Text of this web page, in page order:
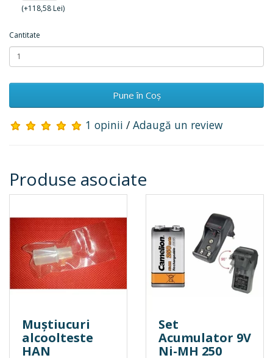
(+118,58 Lei)
Cantitate
Pune în Coş
1 opinii / Adaugă un review
Produse asociate
Muștiucuri
alcoolteste
HAN
Set
Acumulator 9V
Ni-MH 250